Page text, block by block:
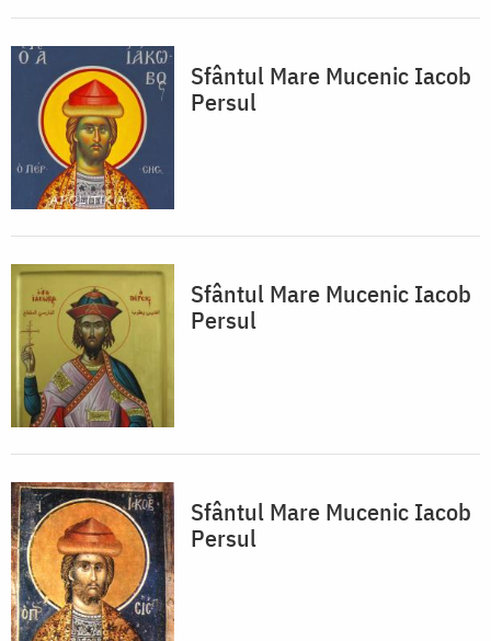
Sfântul Mare Mucenic Iacob
Persul
Sfântul Mare Mucenic Iacob
Persul
Sfântul Mare Mucenic Iacob
Persul